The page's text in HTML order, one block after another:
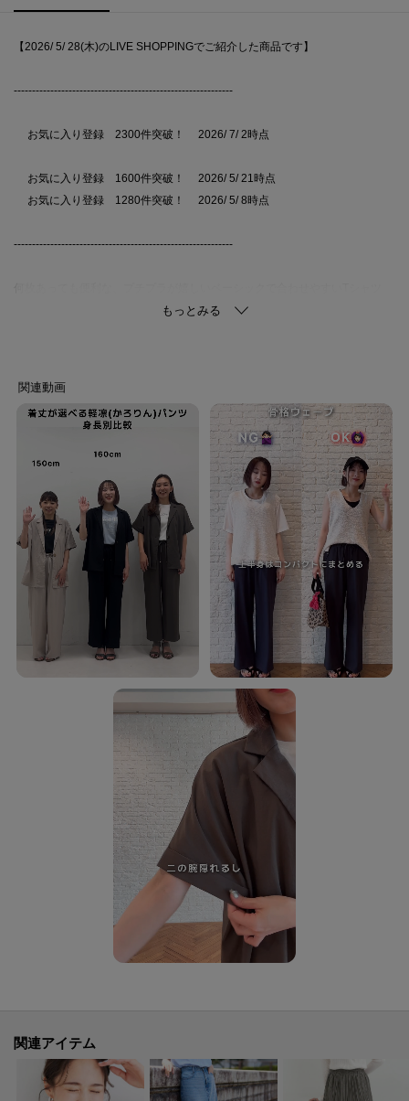
【2026/ 5/ 28(木)のLIVE SHOPPINGでご紹介した商品です】
------------------------------------------------------------
お気に入り登録 2300件突破！ 2026/ 7/ 2時点
お気に入り登録 1600件突破！ 2026/ 5/ 21時点
お気に入り登録 1280件突破！ 2026/ 5/ 8時点
------------------------------------------------------------
肩が自然と落ちるリラックスシルエットで、こなれ感のある着こなしが楽し
めます。
インしなくてもサマ見えするよう、サイドにはスリットを施しました。
シンプルなロゴプリントやフォトプリントまでバリエーション豊富に揃えて
同素材でデザイン違いのTシャツもご用意しています。(お問い合わせ品番
C62-15032)
【ロゴ】
ホワイト(101カラー)、ブラック(119カラー)・・・Juste Très Agréable た
ミントグリーン(221カラー)、ブルー(293カラー)・・・MUSÉE D'ART
MODERNE Sur La Colline Le monde de la créativité 丘の上の近代美術館 創
ホワイト(301カラー)、ライトベージュ(351カラー)・・・Sieste du Chat 猫
【お客様からいただいたコメント】
・ロゴTを探していて見つけました。生地感が柔らかくてコットン100で好み
今年の夏何度も着るとと思います。
(身長:157㎝ 体型:やせ型 ホワイト(101カラー)のMサイズ購入)
・いつもここのＴシャツ購入させていただいてますがお値段お安くて丁度良
お洗濯しても縮む事なくサイコーの一着です
綿100%なのにやわらかくて着心地良いです！
関連アイテム